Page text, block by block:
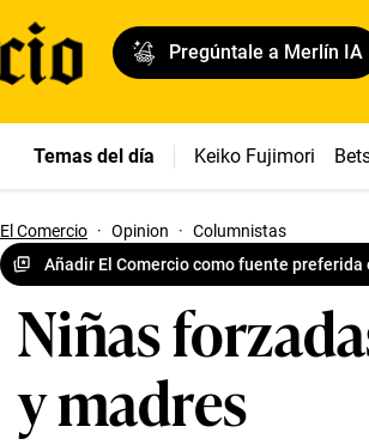
Pregúntale a Merlín IA
Temas del día Keiko Fujimori
El Comercio · Opinion · Columnistas
Añadir El Comercio como fuente preferida
Niñas
y madres